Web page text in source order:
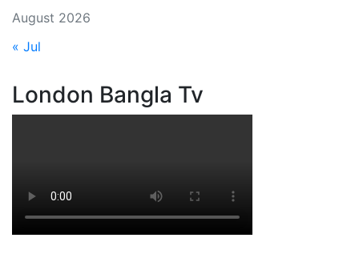
August 2026
« Jul
London Bangla Tv